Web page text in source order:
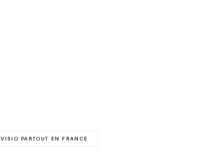
VISIO PARTOUT EN FRANCE